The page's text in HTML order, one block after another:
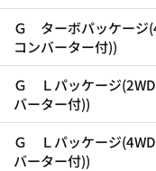
Ｇ ターボパッケージ
コンバーター付))
Ｇ Ｌパッケージ
バーター付))
Ｇ Ｌパッケージ
バーター付))